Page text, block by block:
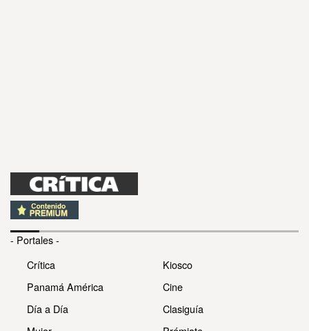
- Portales -
Crítica
Panamá América
Día a Día
Kiosco
Cine
Clasiguía